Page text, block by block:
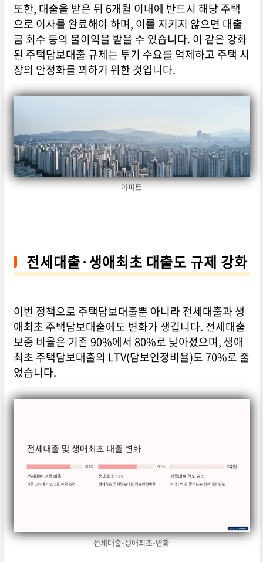
또한, 대출을 받은 뒤 6개월 이내에 반드시 해당 주택
으로 이사를 완료해야 하며, 이를 지키지 않으면 대출
금 회수 등의 불이익을 받을 수 있습니다. 이 같은 강화
된 주택담보대출 규제는 투기 수요를 억제하고 주택 시
장의 안정화를 꾀하기 위한 것입니다.
아파트
전세대출·생애최초 대출도 규제 강화
이번 정책으로 주택담보대출뿐 아니라 전세대출과 생
애최초 주택담보대출에도 변화가 생깁니다. 전세대출
보증 비율은 기존 90%에서 80%로 낮아졌으며, 생애
최초 주택담보대출의 LTV(담보인정비율)도 70%로 줄
었습니다.
전세대출-생애최초-변화